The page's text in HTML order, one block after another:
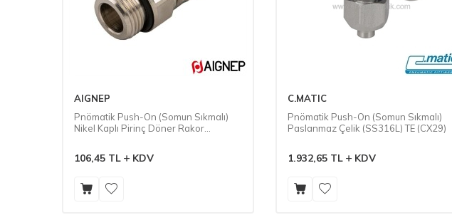
AIGNEP
Pnömatik Push-On (Somun Sıkmalı)
Nikel Kaplı Pirinç Döner Rakor
106,45 TL KDV
C.MATIC
Pnömatik Push-On (Somun Sıkmalı)
Paslanmaz Çelik (SS316L) TE (CX29)
1.932,65 TL KDV